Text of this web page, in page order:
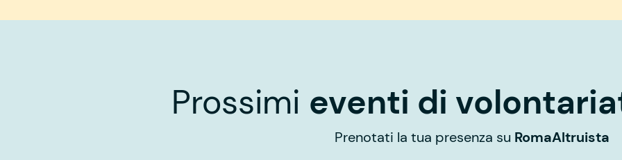
Prossimi eventi di
Prenotati la tua presenza su RomaAltruista